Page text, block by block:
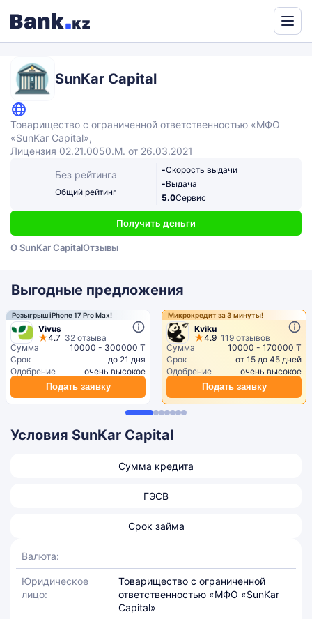
SunKar Capital
Товарищество с ограниченной ответственностью «МФО
«SunKar Capital»,
Лицензия 02.21.0050.М. от 26.03.2021
Без рейтинга
Общий рейтинг
-Скорость выдачи
-Выдача
5.0Сервис
Получить деньги
О SunKar CapitalОтзывы
Выгодные предложения
Розыгрыш iPhone 17 Pro Max!
Vivus
4.7 32 отзыва
Сумма
10000 - 300000 ₸
Срок
до 21 дня
Одобрение
очень высокое
Подать заявку
Микрокредит за 3 минуты!
Kviku
4.9 119 отзывов
Сумма
10000 - 170000 ₸
Срок
от 15 до 45 дней
Одобрение
очень высокое
Подать заявку
Условия SunKar Capital
Сумма кредита
ГЭСВ
Срок займа
Валюта:
Юридическое
лицо:
Товарищество с ограниченной
ответственностью «МФО «SunKar
Capital»